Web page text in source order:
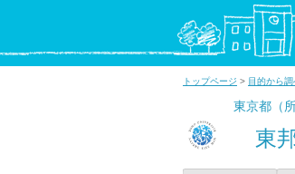
トップページ > 目的から調
東京都（
東